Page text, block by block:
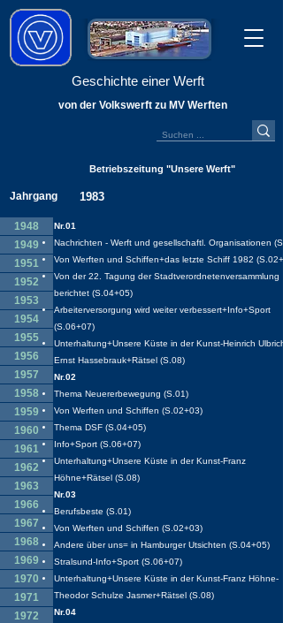
Geschichte einer Werft
von der Volkswerft zu MV Werften
Betriebszeitung "Unsere Werft"
Jahrgang 1983
1948
1949
1951
1952
1953
1954
1955
1956
1957
1958
1959
1960
1961
1962
1963
1966
1967
1968
1969
1970
1971
1972
Nr.01
Nachrichten - Werft und gesellschaftl. Organisationen
Von Werften und Schiffen+das letzte Schiff 1982
Von der 22. Tagung der Stadtverordnetenversammlung
berichtet (S.04+05)
Arbeiterversorgung wird weiter verbessert+Info+Sport
(S.06+07)
Unterhaltung+Unsere Küste in der Kunst-Heinrich
Ernst Hassebrauk+Rätsel (S.08)
Nr.02
Thema Neuererbewegung (S.01)
Von Werften und Schiffen (S.02+03)
Thema DSF (S.04+05)
Info+Sport (S.06+07)
Unterhaltung+Unsere Küste in der Kunst-Franz
Höhne+Rätsel (S.08)
Nr.03
Berufsbeste (S.01)
Von Werften und Schiffen (S.02+03)
Andere über uns= in Hamburger Utsichten (S.04+05)
Stralsund-Info+Sport (S.06+07)
Unterhaltung+Unsere Küste in der Kunst-Franz Höhne-
Theodor Schulze Jasmer+Rätsel (S.08)
Nr.04